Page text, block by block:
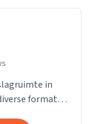
in
formaten